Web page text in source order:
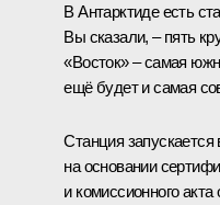
В Антарктиде есть
Вы сказали, – пять
«Восток» – самая
ещё будет и самая
Станция
на основании
и комиссионного